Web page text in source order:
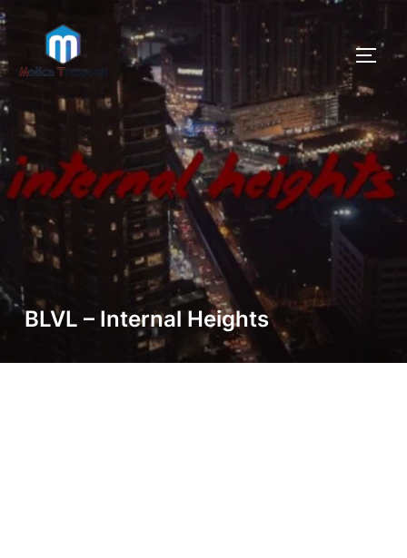
Salta
al
contenuto
Cerca
per:
BLVL – Internal Heights